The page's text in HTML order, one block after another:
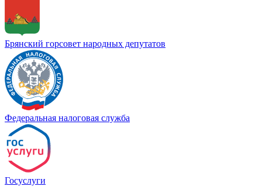
Брянский горсовет народных депутатов
Федеральная налоговая служба
Госуслуги